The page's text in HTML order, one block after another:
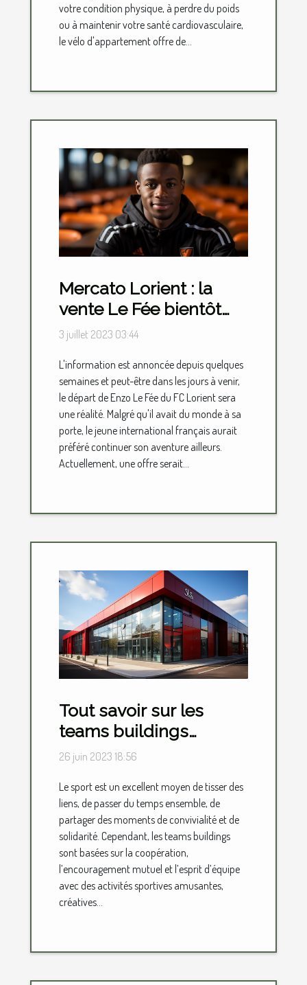
votre condition physique, à perdre du poids
ou à maintenir votre santé cardiovasculaire,
le vélo d'appartement offre de...
Mercato Lorient : la
vente Le Fée bientôt
une réalité ?
3 juillet 2023 03:44
L'information est annoncée depuis quelques
semaines et peut-être dans les jours à venir,
le départ de Enzo Le Fée du FC Lorient sera
une réalité. Malgré qu'il avait du monde à sa
porte, le jeune international français aurait
préféré continuer son aventure ailleurs.
Actuellement, une offre serait...
Tout savoir sur les
teams buildings
sportifs
26 juin 2023 18:56
Le sport est un excellent moyen de tisser des
liens, de passer du temps ensemble, de
partager des moments de convivialité et de
solidarité. Cependant, les teams buildings
sont basées sur la coopération,
l’encouragement mutuel et l’esprit d’équipe
avec des activités sportives amusantes,
créatives...